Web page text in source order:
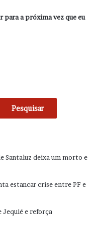
para a próxima vez que eu
Pesquisar
Santaluz deixa um morto e
estancar crise entre PF e
Jequié e reforça